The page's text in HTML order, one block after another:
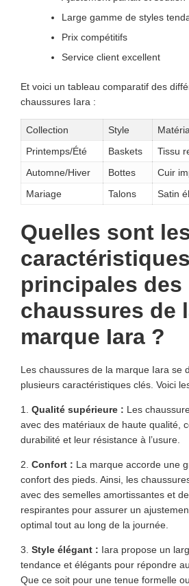
Large gamme de styles
Prix compétitifs
Service client excellent
Et voici un tableau comparatif des
chaussures Iara :
Collection Style
Printemps/Été
Baskets Tissu
Automne/Hiver
Bottes Cuir
Mariage
Talons Satin
Quelles sont
caractéristiques
principales des
chaussures de
marque Iara ?
Les chaussures de la marque Iara se
plusieurs caractéristiques clés. Voici
1. Qualité supérieure : Les
avec des matériaux de haute qualité,
durabilité et leur résistance à l’usure.
2. Confort : La marque accorde une
confort des pieds. Ainsi, les
avec des semelles amortissantes et
respirantes pour assurer un
optimal tout au long de la journée.
3. Style élégant : Iara propose un
tendance et élégants pour répondre
Que ce soit pour une tenue formelle